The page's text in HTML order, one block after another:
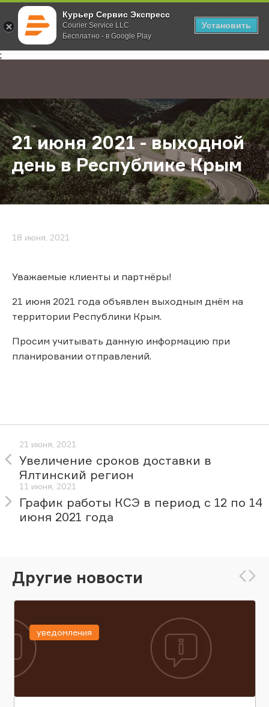
Курьер Сервис Экспресс
Courier Service LLC
Бесплатно - в Google Play
Установить
;
Главная О компании Новости 21 июня 2021 - выходной день в
21 июня 2021 - выходной
день в Республике Крым
18 июня, 2021
Уважаемые клиенты и партнёры!
21 июня 2021 года объявлен выходным днём на
территории Республики Крым.
Просим учитывать данную информацию при
планировании отправлений.
21 июня, 2021
Увеличение сроков доставки в
Ялтинский регион
11 июня, 2021
График работы КСЭ в период с 12 по 14
июня 2021 года
Другие новости
уведомления